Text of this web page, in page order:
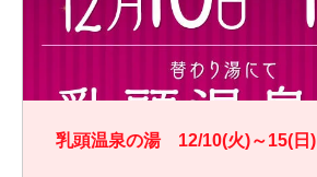
乳頭温泉の湯 12/10(火)～15(日)